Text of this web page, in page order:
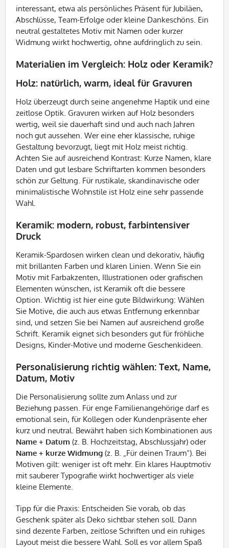
interessant, etwa als persönliches Präsent für Jubiläen,
Abschlüsse, Team-Erfolge oder kleine Dankeschöns. Ein
neutral gestaltetes Motiv mit Namen oder kurzer
Widmung wirkt hochwertig, ohne aufdringlich zu sein.
Materialien im Vergleich: Holz oder Keramik?
Holz: natürlich, warm, ideal für Gravuren
Holz überzeugt durch seine angenehme Haptik und eine
zeitlose Optik. Gravuren wirken auf Holz besonders
wertig, weil sie dauerhaft sind und auch nach Jahren
noch gut aussehen. Wer eine eher klassische, ruhige
Gestaltung bevorzugt, liegt mit Holz meist richtig.
Achten Sie auf ausreichend Kontrast: Kurze Namen, klare
Daten und gut lesbare Schriftarten kommen besonders
schön zur Geltung. Für rustikale, skandinavische oder
minimalistische Wohnstile ist Holz eine sehr passende
Wahl.
Keramik: modern, robust, farbintensiver
Druck
Keramik-Spardosen wirken clean und dekorativ, häufig
mit brillanten Farben und klaren Linien. Wenn Sie ein
Motiv mit Farbakzenten, Illustrationen oder grafischen
Elementen wünschen, ist Keramik oft die bessere
Option. Wichtig ist hier eine gute Bildwirkung: Wählen
Sie Motive, die auch aus etwas Entfernung erkennbar
sind, und setzen Sie bei Namen auf ausreichend große
Schrift. Keramik eignet sich besonders gut für fröhliche
Designs, Kinder-Motive und moderne Geschenkideen.
Personalisierung richtig wählen: Text, Name,
Datum, Motiv
Die Personalisierung sollte zum Anlass und zur
Beziehung passen. Für enge Familienangehörige darf es
emotional sein, für Kollegen oder Kundenpräsente eher
kurz und neutral. Bewährt haben sich Kombinationen aus
Name + Datum (z. B. Hochzeitstag, Abschlussjahr) oder
Name + kurze Widmung (z. B. „Für deinen Traum“). Bei
Motiven gilt: weniger ist oft mehr. Ein klares Hauptmotiv
mit sauberer Typografie wirkt hochwertiger als viele
kleine Elemente.
Tipp für die Praxis: Entscheiden Sie vorab, ob das
Geschenk später als Deko sichtbar stehen soll. Dann
sind dezente Farben, zeitlose Schriften und ein ruhiges
Layout meist die bessere Wahl. Soll es vor allem Spaß